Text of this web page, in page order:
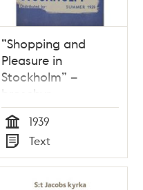
”Shopping and
Pleasure in
Stockholm” –
broschyr
Stockholms
Turisttrafikförbund
1939
Tid
1939
Typ
Text